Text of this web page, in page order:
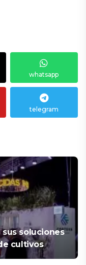
whatsapp
telegram
soluciones
cultivos